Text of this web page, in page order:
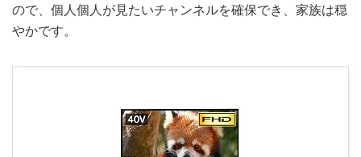
ので、個人個人が見たいチャンネルを確保でき、家族は穏
やかです。